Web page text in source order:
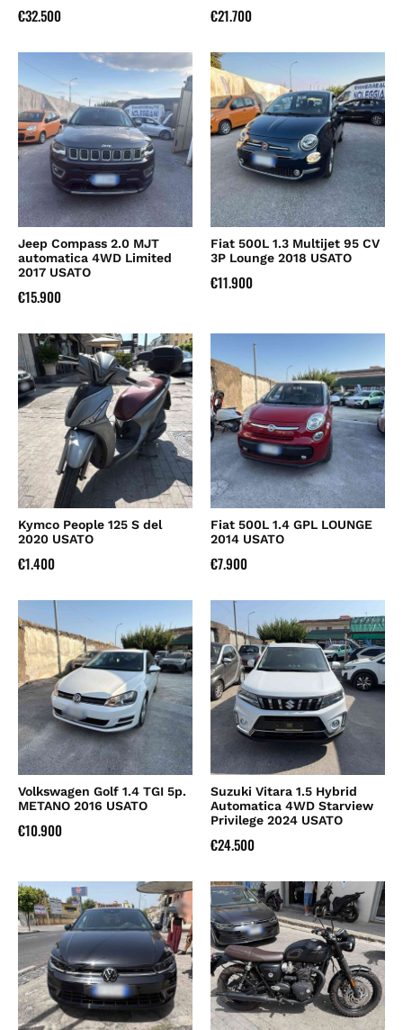
€32.500 €21.700
Jeep Compass 2.0 MJT
automatica 4WD Limited
2017 USATO
€15.900
Fiat 500L 1.3 Multijet 95 CV
3P Lounge 2018 USATO
€11.900
Kymco People 125 S del
2020 USATO
€1.400
Fiat 500L 1.4 GPL LOUNGE
2014 USATO
€7.900
Volkswagen Golf 1.4 TGI 5p.
METANO 2016 USATO
€10.900
Suzuki Vitara 1.5 Hybrid
Automatica 4WD Starview
Privilege 2024 USATO
€24.500